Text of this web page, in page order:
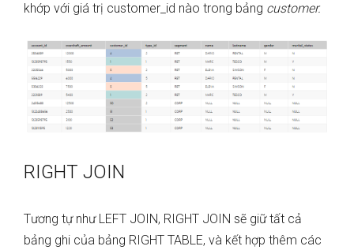
khớp với giá trị customer_id nào trong bảng customer.
RIGHT JOIN
Tương tự như LEFT JOIN, RIGHT JOIN sẽ giữ tất cả
bảng ghi của bảng RIGHT TABLE, và kết hợp thêm các